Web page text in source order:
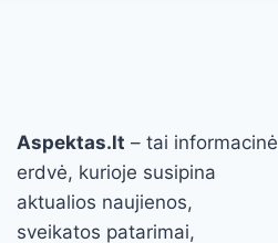
ŽEMĘ
DERLINGAM
Aspektas.lt – tai informacinė
erdvė, kurioje susipina
aktualios naujienos,
sveikatos patarimai,